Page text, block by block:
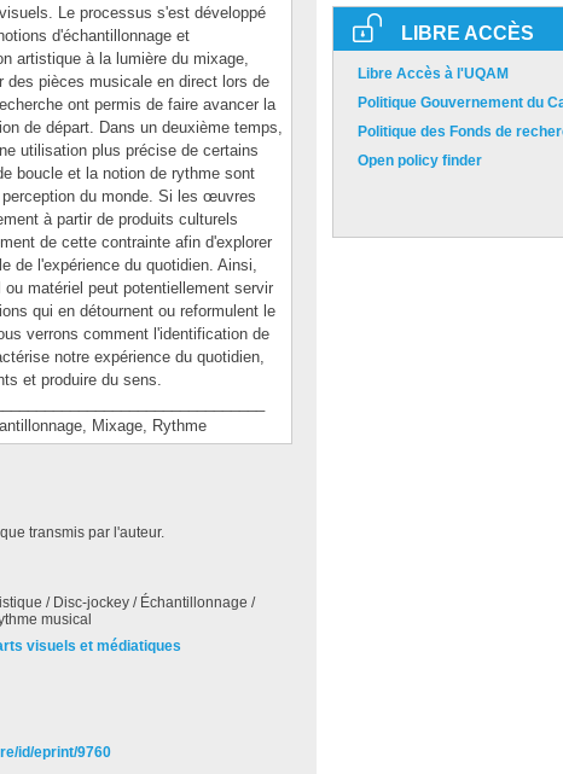
Le processus s'est développé
d'échantillonnage et
artistique à la lumière du mixage,
des pièces musicale en direct lors de
ont permis de faire avancer la
de départ. Dans un deuxième temps,
utilisation plus précise de certains
boucle et la notion de rythme sont
du monde. Si les œuvres
à partir de produits culturels
de cette contrainte afin d'explorer
de l'expérience du quotidien. Ainsi,
matériel peut potentiellement servir
qui en détournent ou reformulent le
verrons comment l'identification de
notre expérience du quotidien,
et produire du sens.
Mixage, Rythme
transmis par l'auteur.
/ Disc-jockey / Échantillonnage /
musical
visuels et médiatiques
id/eprint/9760
LIBRE ACCÈS
Libre Accès à l'UQAM
Politique Gouvernement du
Politique des Fonds de
Open policy finder